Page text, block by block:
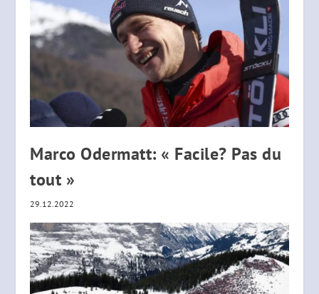
Marco Odermatt: « Facile? Pas du
tout »
29.12.2022